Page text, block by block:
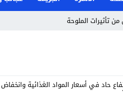
تأثيرات الملوحة
بكيزة وزغلول
قريبة؟